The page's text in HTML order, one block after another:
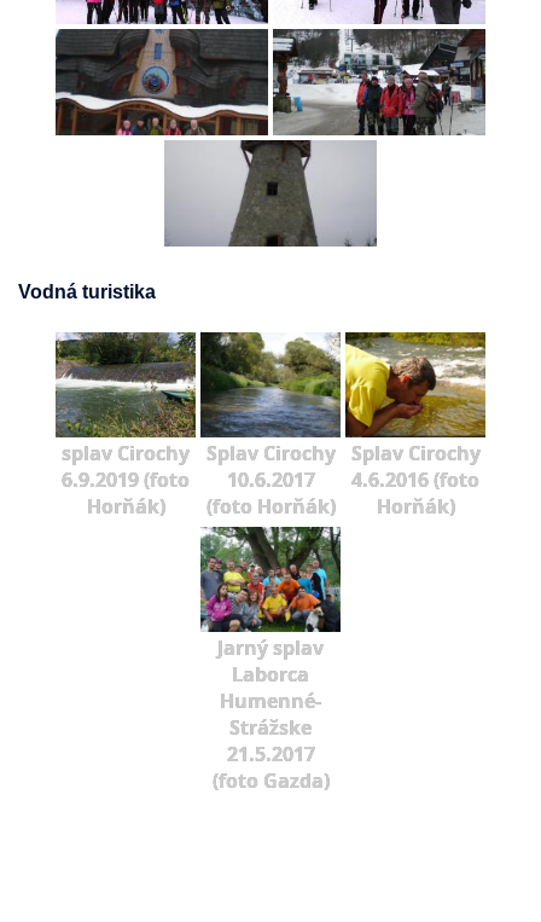
Vodná turistika
splav Cirochy
6.9.2019 (foto
Horňák)
Splav Cirochy
10.6.2017
(foto Horňák)
Splav Cirochy
4.6.2016 (foto
Horňák)
Jarný splav
Laborca
Humenné-
Strážske
21.5.2017
(foto Gazda)